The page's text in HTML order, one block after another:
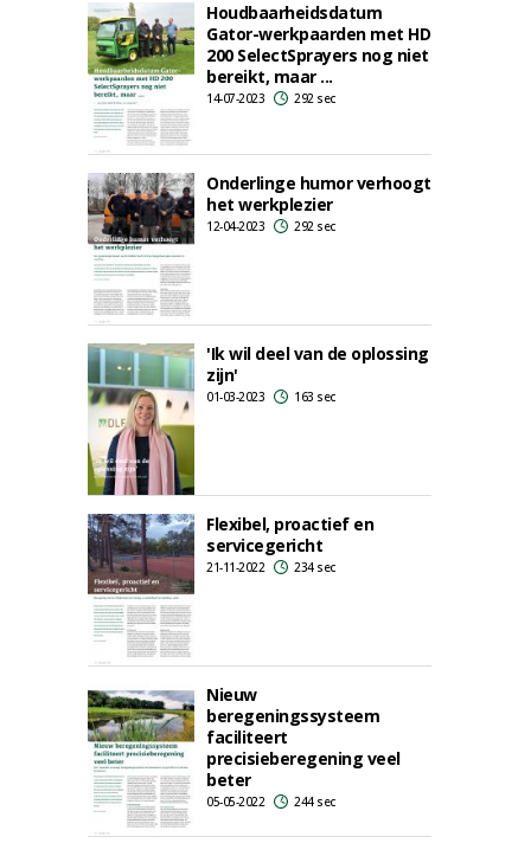
Houdbaarheidsdatum
Gator-werkpaarden met HD
200 SelectSprayers nog niet
bereikt, maar ...
14-07-2023 292 sec
Onderlinge humor verhoogt
het werkplezier
12-04-2023 292 sec
'Ik wil deel van de oplossing
zijn'
01-03-2023 163 sec
Flexibel, proactief en
servicegericht
21-11-2022 234 sec
Nieuw
beregeningssysteem
faciliteert
precisieberegening veel
beter
05-05-2022 244 sec